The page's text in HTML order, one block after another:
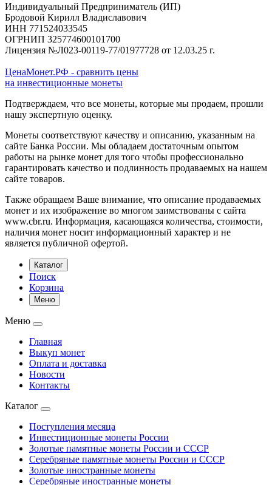
Индивидуальный Предприниматель (ИП)
Бродовой Кирилл Владиславович
ИНН 771524033545
ОГРНИП 325774600101700
Лицензия №Л023-00119-77/01977728 от 12.03.25 г.
ЦенаМонет.РФ - сравнить цены
на инвестиционные монеты
Подтверждаем, что все монеты, которые мы продаем, прошли
нашу экспертную оценку.
Монеты соответствуют качеству и описанию, указанным на
сайте Банка России. Мы обладаем достаточным опытом
работы на рынке монет для того чтобы профессионально
гарантировать качество и подлинность продаваемых на нашем
сайте товаров.
Также обращаем Ваше внимание, что описание продаваемых
монет и их изображение во многом заимствованы с сайта
www.cbr.ru. Информация, касающаяся количества, стоимости,
наличия монет носит информационный характер и не
является публичной офертой.
Каталог
Поиск
Корзина
Меню
Меню
Главная
Выкуп монет
Оплата и доставка
Новости
Контакты
Каталог
Поступления месяца
Инвестиционные монеты России
Золотые памятные монеты России и СССР
Серебряные памятные монеты России и СССР
Золотые иностранные монеты
Серебряные иностранные монеты